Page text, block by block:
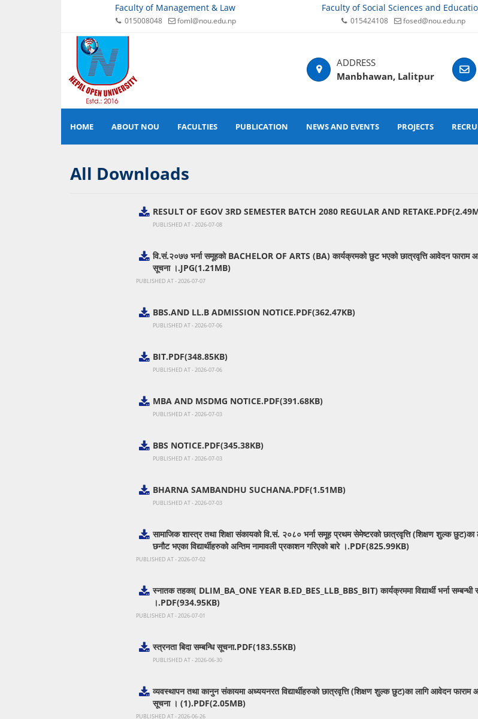
Faculty of Management & Law
015008048 foml@nou.edu.np
Faculty of Social Sciences and
015424108 fosed@nou.edu.np
Manbhawan, Lalitpur
HOME ABOUT NOU FACULTIES PUBLICATION NEWS AND EVENTS PROJECTS
All Downloads
RESULT OF EGOV 3RD SEMESTER BATCH 2080 REGULAR AND
PUBLISHED AT - 2026-07-08
वि.सं.२०७७ भर्ना समूहको BACHELOR OF ARTS (BA) कार्यक्रमको छुट भएको छात्रवृत्ति आवेदन फाराम
सूचना ।.JPG(1.21MB)
PUBLISHED AT - 2026-07-07
BBS.AND LL.B ADMISSION NOTICE.PDF(362.47KB)
PUBLISHED AT - 2026-07-06
BIT.PDF(348.85KB)
PUBLISHED AT - 2026-07-06
MBA AND MSDMG NOTICE.PDF(391.68KB)
PUBLISHED AT - 2026-07-03
BBS NOTICE.PDF(345.38KB)
PUBLISHED AT - 2026-07-03
BHARNA SAMBANDHU SUCHANA.PDF(1.51MB)
PUBLISHED AT - 2026-07-03
सामाजिक शास्त्र तथा शिक्षा संकायको वि.सं. २०८० भर्ना समूह प्रथम सेमेष्टरको छात्रवृत्ति (शिक्षण शुल्क छुट)का
छनौट भएका विद्यार्थीहरुको अन्तिम नामावली प्रकाशन गरिएको बारे ।.PDF(825.99KB)
PUBLISHED AT - 2026-07-02
स्नातक तहका( DLIM_BA_ONE YEAR B.ED_BES_LLB_BBS_BIT) कार्यक्रममा विद्यार्थी भर्ना सम्बन्धी
।.PDF(934.95KB)
PUBLISHED AT - 2026-07-01
स्त्रनता बिदा सम्बन्धि सूचना.PDF(183.55KB)
PUBLISHED AT - 2026-06-30
व्यवस्थापन तथा कानुन संकायमा अध्ययनरत विद्यार्थीहरुको छात्रवृत्ति (शिक्षण शुल्क छुट)का लागि आवेदन फाराम
सूचना । (1).PDF(2.05MB)
PUBLISHED AT - 2026-06-26